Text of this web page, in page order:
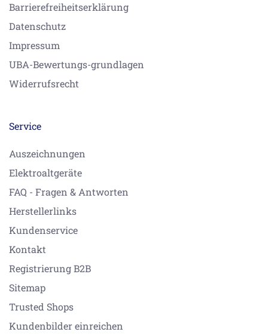
Barrierefreiheitserklärung
Datenschutz
Impressum
UBA-Bewertungs-grundlagen
Widerrufsrecht
Service
Auszeichnungen
Elektroaltgeräte
FAQ - Fragen & Antworten
Herstellerlinks
Kundenservice
Kontakt
Registrierung B2B
Sitemap
Trusted Shops
Kundenbilder einreichen